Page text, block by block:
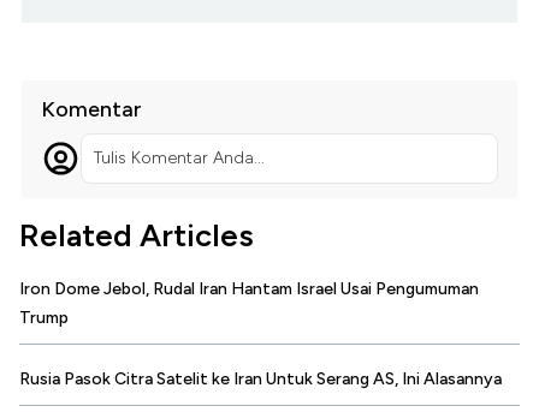
Komentar
Tulis Komentar Anda...
Related Articles
Iron Dome Jebol, Rudal Iran Hantam Israel Usai Pengumuman
Trump
Rusia Pasok Citra Satelit ke Iran Untuk Serang AS, Ini Alasannya